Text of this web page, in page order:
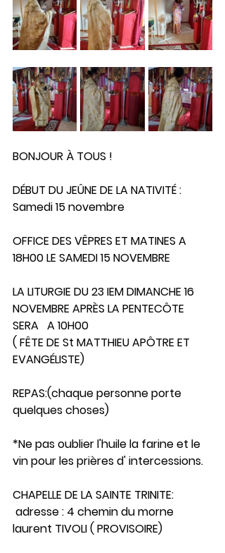
BONJOUR À TOUS !
DÉBUT DU JEÛNE DE LA NATIVITÉ :
Samedi 15 novembre
OFFICE DES VÊPRES ET MATINES A
18H00 LE SAMEDI 15 NOVEMBRE
LA LITURGIE DU 23 IEM DIMANCHE 16
NOVEMBRE APRÈS LA PENTECÔTE
SERA   A 10H00
( FÊTE DE St MATTHIEU APÔTRE ET
EVANGÉLISTE)
REPAS:(chaque personne porte
quelques choses)
*Ne pas oublier l'huile la farine et le
vin pour les prières d' intercessions.
CHAPELLE DE LA SAINTE TRINITE:
laurent TIVOLI ( PROVISOIRE)